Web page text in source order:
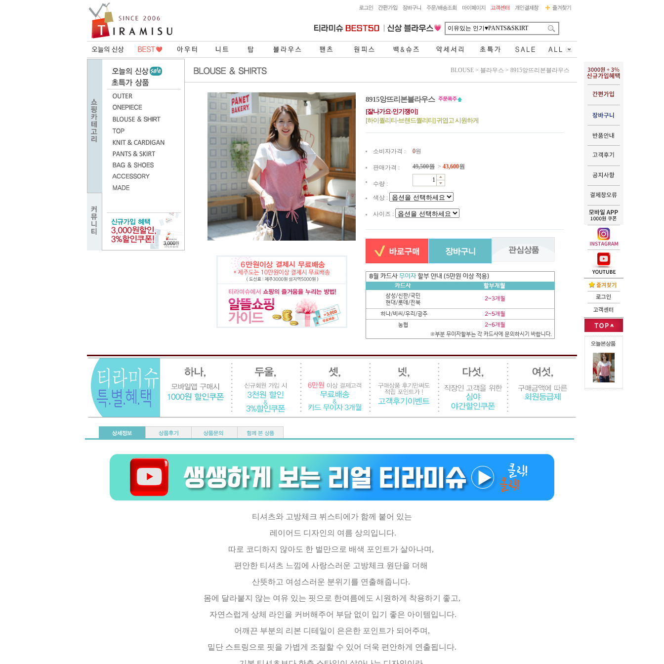
BLOUSE > 블라우스 > 8915앙뜨리본블라우스
8915앙뜨리본블라우스
[잘나가요-인기쟁이]
[하이퀄리티-브랜드퀄리티] 귀엽고 시원하게
소비자가격 : 0원
판매가격 : 49,500원 > 43,600원
수량 :
색상 :
사이즈 :
티셔츠와 고방체크 뷔스티에가 함께 붙어 있는
레이어드 디자인의 여름 상의입니다.
따로 코디하지 않아도 한 벌만으로 배색 포인트가 살아나며,
편안한 티셔츠 느낌에 사랑스러운 고방체크 원단을 더해
산뜻하고 여성스러운 분위기를 연출해줍니다.
몸에 달라붙지 않는 여유 있는 핏으로 한여름에도 시원하게 착용하기 좋고,
자연스럽게 상체 라인을 커버해주어 부담 없이 입기 좋은 아이템입니다.
어깨끈 부분의 리본 디테일이 은은한 포인트가 되어주며,
밑단 스트링으로 핏을 가볍게 조절할 수 있어 더욱 편안하게 연출됩니다.